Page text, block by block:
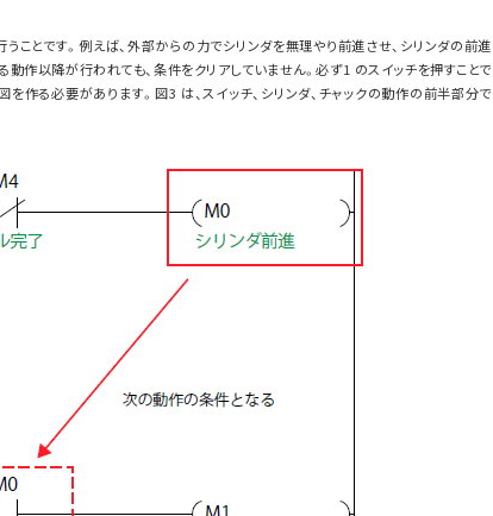
ことです。例えば、外部からの力でシリンダを無理やり前進させ、シリンダの前進
動作以降が行われても、条件をクリアしていません。必ず1 のスイッチを押すことで
作る必要があります。図3 は、スイッチ、シリンダ、チャックの動作の前半部分で